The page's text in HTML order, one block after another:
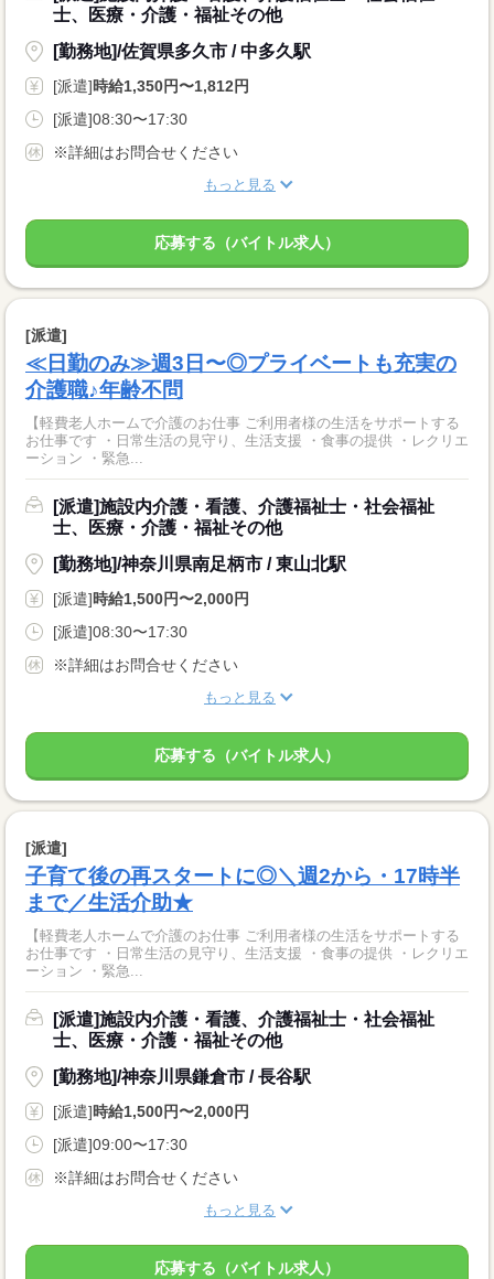
士、医療・介護・福祉その他
[勤務地]/佐賀県多久市 / 中多久駅
[派遣]時給1,350円〜1,812円
[派遣]08:30〜17:30
※詳細はお問合せください
もっと見る
応募する（バイトル求人）
[派遣]
≪日勤のみ≫週3日〜◎プライベートも充実の
介護職♪年齢不問
【軽費老人ホームで介護のお仕事 ご利用者様の生活をサポートする
お仕事です ・日常生活の見守り、生活支援 ・食事の提供 ・レクリエ
ーション ・緊急...
[派遣]施設内介護・看護、介護福祉士・社会福祉
士、医療・介護・福祉その他
[勤務地]/神奈川県南足柄市 / 東山北駅
[派遣]時給1,500円〜2,000円
[派遣]08:30〜17:30
※詳細はお問合せください
もっと見る
応募する（バイトル求人）
[派遣]
子育て後の再スタートに◎＼週2から・17時半
まで／生活介助★
【軽費老人ホームで介護のお仕事 ご利用者様の生活をサポートする
お仕事です ・日常生活の見守り、生活支援 ・食事の提供 ・レクリエ
ーション ・緊急...
[派遣]施設内介護・看護、介護福祉士・社会福祉
士、医療・介護・福祉その他
[勤務地]/神奈川県鎌倉市 / 長谷駅
[派遣]時給1,500円〜2,000円
[派遣]09:00〜17:30
※詳細はお問合せください
もっと見る
応募する（バイトル求人）